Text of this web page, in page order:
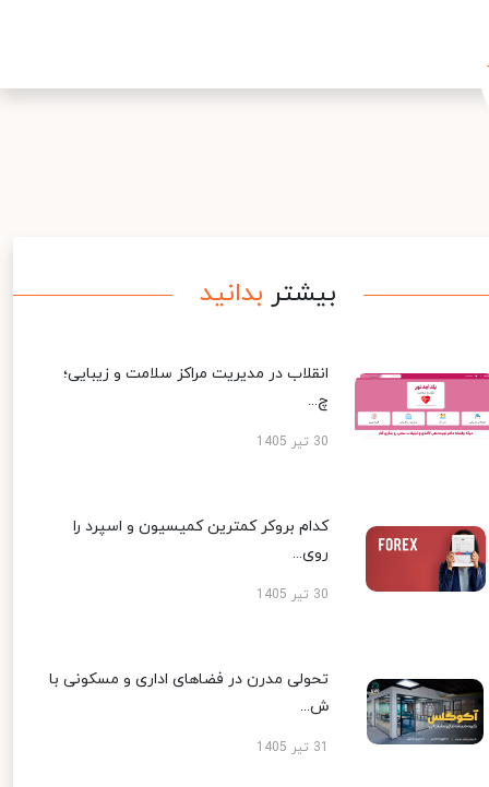
بیشتر بدانید
انقلاب در مدیریت مراکز سلامت و زیبایی؛
چ...
30 تیر 1405
کدام بروکر کمترین کمیسیون و اسپرد را
روی...
30 تیر 1405
تحولی مدرن در فضاهای اداری و مسکونی با
ش...